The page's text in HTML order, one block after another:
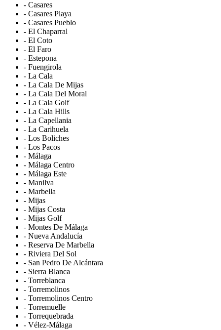
- Casares
- Casares Playa
- Casares Pueblo
- El Chaparral
- El Coto
- El Faro
- Estepona
- Fuengirola
- La Cala
- La Cala De Mijas
- La Cala Del Moral
- La Cala Golf
- La Cala Hills
- La Capellania
- La Carihuela
- Los Boliches
- Los Pacos
- Málaga
- Málaga Centro
- Málaga Este
- Manilva
- Marbella
- Mijas
- Mijas Costa
- Mijas Golf
- Montes De Málaga
- Nueva Andalucía
- Reserva De Marbella
- Riviera Del Sol
- San Pedro De Alcántara
- Sierra Blanca
- Torreblanca
- Torremolinos
- Torremolinos Centro
- Torremuelle
- Torrequebrada
- Vélez-Málaga